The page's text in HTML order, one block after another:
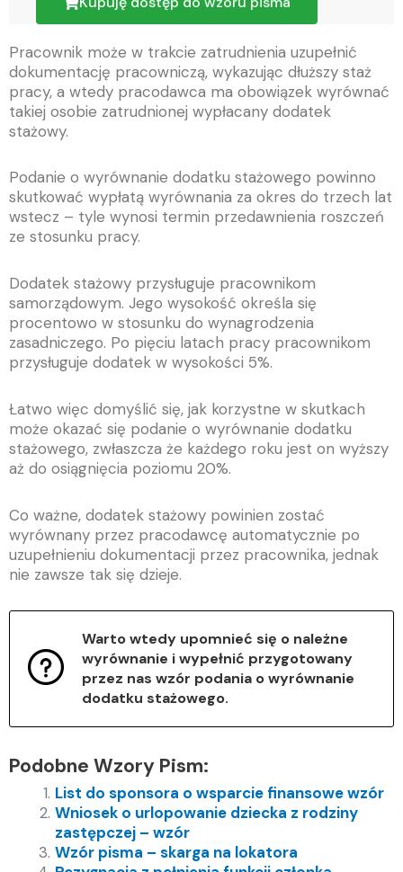
Pracownik może w trakcie zatrudnienia uzupełnić
dokumentację pracowniczą, wykazując dłuższy staż
pracy, a wtedy pracodawca ma obowiązek wyrównać
takiej osobie zatrudnionej wypłacany dodatek
stażowy.
Podanie o wyrównanie dodatku stażowego powinno
skutkować wypłatą wyrównania za okres do trzech lat
wstecz – tyle wynosi termin przedawnienia roszczeń
ze stosunku pracy.
Dodatek stażowy przysługuje pracownikom
samorządowym. Jego wysokość określa się
procentowo w stosunku do wynagrodzenia
zasadniczego. Po pięciu latach pracy pracownikom
przysługuje dodatek w wysokości 5%.
Łatwo więc domyślić się, jak korzystne w skutkach
może okazać się podanie o wyrównanie dodatku
stażowego, zwłaszcza że każdego roku jest on wyższy
aż do osiągnięcia poziomu 20%.
Co ważne, dodatek stażowy powinien zostać
wyrównany przez pracodawcę automatycznie po
uzupełnieniu dokumentacji przez pracownika, jednak
nie zawsze tak się dzieje.
Warto wtedy upomnieć się o należne
wyrównanie i wypełnić przygotowany
przez nas wzór podania o wyrównanie
dodatku stażowego.
Podobne Wzory Pism:
List do sponsora o wsparcie finansowe wzór
Wniosek o urlopowanie dziecka z rodziny
zastępczej – wzór
Wzór pisma – skarga na lokatora